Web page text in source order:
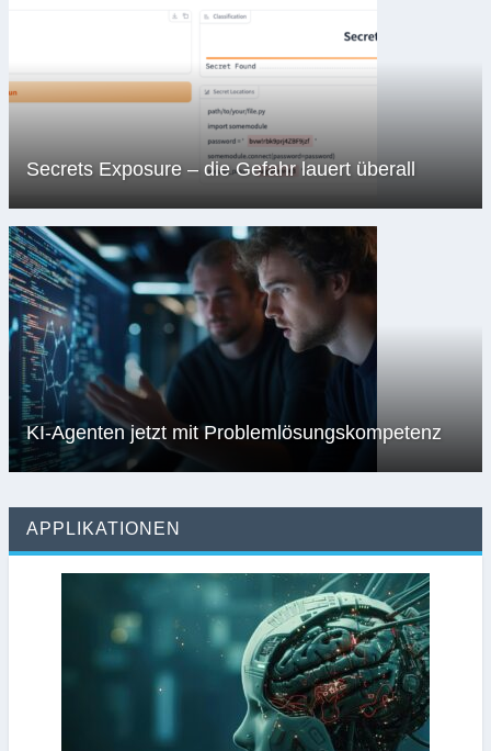
Secrets Exposure – die Gefahr lauert überall
KI-Agenten jetzt mit Problemlösungskompetenz
APPLIKATIONEN